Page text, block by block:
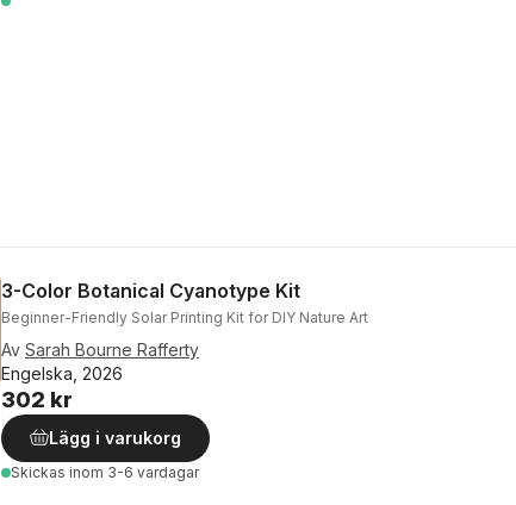
3-Color Botanical Cyanotype Kit
Beginner-Friendly Solar Printing Kit for DIY Nature Art
Av Sarah Bourne Rafferty
Engelska, 2026
302 kr
Lägg i varukorg
Skickas inom 3-6 vardagar